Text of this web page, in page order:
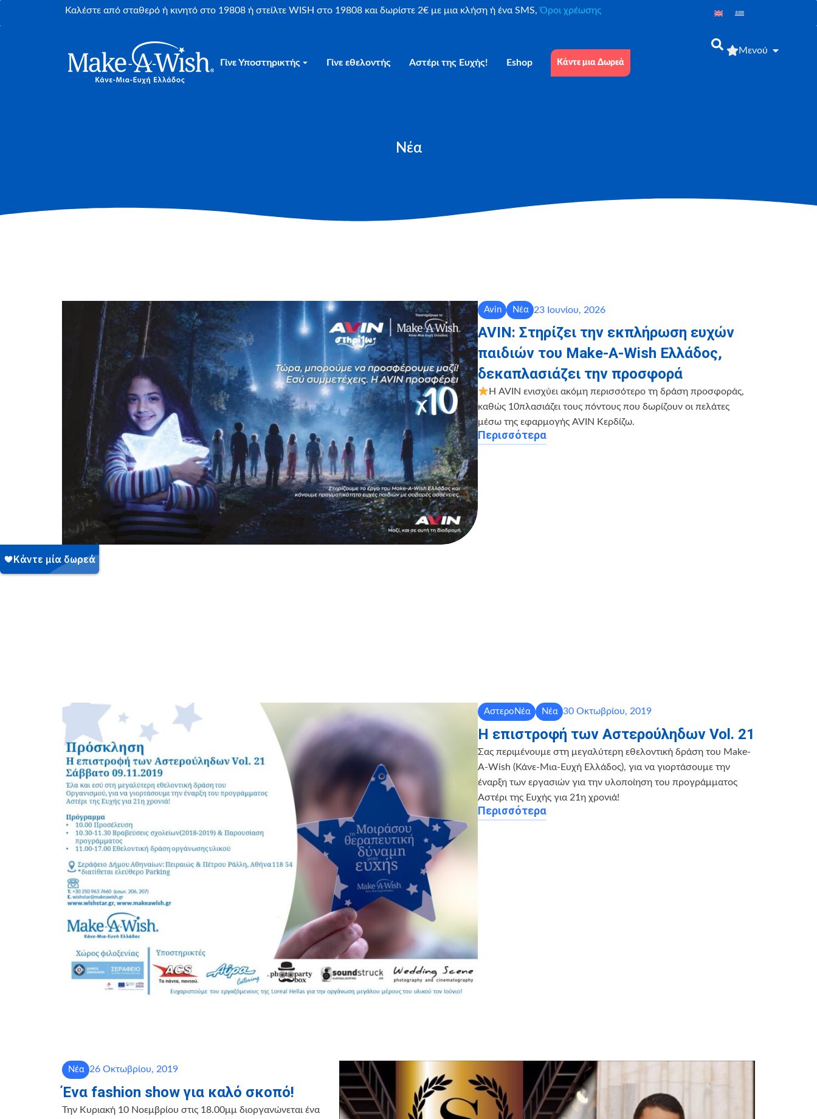
Καλέστε από σταθερό ή κινητό στο 19808 ή στείλτε WISH στο 19808 και δωρίστε 2€ με μια κλήση ή ένα SMS,Όροι χρέωσης
Γίνε Υποστηρικτής Γίνε εθελοντής Αστέρι της Ευχής! Eshop Κάντε μια Δωρεά
Μενού
Νέα
Avin Νέα 23 Ιουνίου, 2026
AVIN: Στηρίζει την εκπλήρωση ευχών
παιδιών του Make-A-Wish Ελλάδος,
δεκαπλασιάζει την προσφορά
Η AVIN ενισχύει ακόμη περισσότερο τη δράση προσφοράς,
καθώς 10πλασιάζει τους πόντους που δωρίζουν οι πελάτες
μέσω της εφαρμογής AVIN Κερδίζω.
Περισσότερα
ΑστεροΝέα Νέα 30 Οκτωβρίου, 2019
Η επιστροφή των Αστερούληδων Vol. 21
Σας περιμένουμε στη μεγαλύτερη εθελοντική δράση του Make-
A-Wish (Κάνε-Μια-Ευχή Ελλάδος), για να γιορτάσουμε την
έναρξη των εργασιών για την υλοποίηση του προγράμματος
Αστέρι της Ευχής για 21η χρονιά!
Περισσότερα
Νέα 26 Οκτωβρίου, 2019
Ένα fashion show για καλό σκοπό!
Την Κυριακή 10 Νοεμβρίου στις 18.00μμ διοργανώνεται ένα